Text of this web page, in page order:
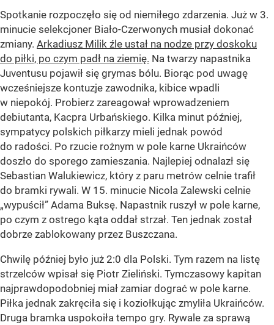
Spotkanie rozpoczęło się od niemiłego zdarzenia. Już w 3.
minucie selekcjoner Biało-Czerwonych musiał dokonać
zmiany. Arkadiusz Milik źle ustał na nodze przy doskoku
do piłki, po czym padł na ziemię. Na twarzy napastnika
Juventusu pojawił się grymas bólu. Biorąc pod uwagę
wcześniejsze kontuzje zawodnika, kibice wpadli
w niepokój. Probierz zareagował wprowadzeniem
debiutanta, Kacpra Urbańskiego. Kilka minut później,
sympatycy polskich piłkarzy mieli jednak powód
do radości. Po rzucie rożnym w pole karne Ukraińców
doszło do sporego zamieszania. Najlepiej odnalazł się
Sebastian Walukiewicz, który z paru metrów celnie trafił
do bramki rywali. W 15. minucie Nicola Zalewski celnie
„wypuścił” Adama Buksę. Napastnik ruszył w pole karne,
po czym z ostrego kąta oddał strzał. Ten jednak został
dobrze zablokowany przez Buszczana.
Chwilę później było już 2:0 dla Polski. Tym razem na listę
strzelców wpisał się Piotr Zieliński. Tymczasowy kapitan
najprawdopodobniej miał zamiar dograć w pole karne.
Piłka jednak zakręciła się i koziołkując zmyliła Ukraińców.
Druga bramka uspokoiła tempo gry. Rywale za sprawą